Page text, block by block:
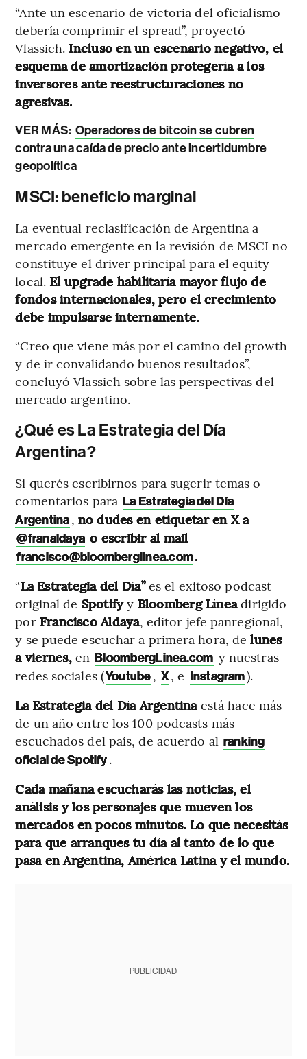
“Ante un escenario de victoria del oficialismo
debería comprimir el spread”, proyectó
Vlassich. Incluso en un escenario negativo, el
esquema de amortización protegería a los
inversores ante reestructuraciones no
agresivas.
VER MÁS: Operadores de bitcoin se cubren
contra una caída de precio ante incertidumbre
geopolítica
MSCI: beneficio marginal
La eventual reclasificación de Argentina a
mercado emergente en la revisión de MSCI no
constituye el driver principal para el equity
local. El upgrade habilitaría mayor flujo de
fondos internacionales, pero el crecimiento
debe impulsarse internamente.
“Creo que viene más por el camino del growth
y de ir convalidando buenos resultados”,
concluyó Vlassich sobre las perspectivas del
mercado argentino.
¿Qué es La Estrategia del Día
Argentina?
Si querés escribirnos para sugerir temas o
comentarios para La Estrategia del Día
Argentina, no dudes en etiquetar en X a
@franaldaya o escribir al mail
francisco@bloomberglinea.com.
“La Estrategia del Día”es el exitoso podcast
original de Spotifyy Bloomberg Líneadirigido
por Francisco Aldaya, editor jefe panregional,
y se puede escuchar a primera hora, delunes
a viernes,en BloombergLinea.com y nuestras
redes sociales (Youtube, X, e Instagram).
La Estrategia del Día Argentinaestá hace más
de un año entre los 100 podcasts más
escuchados del país, de acuerdo al ranking
oficial de Spotify.
Cada mañana escucharás las noticias, el
análisis y los personajes que mueven los
mercados en pocos minutos. Lo que necesitás
para que arranques tu día al tanto de lo que
pasa en Argentina, América Latina y el mundo.
PUBLICIDAD